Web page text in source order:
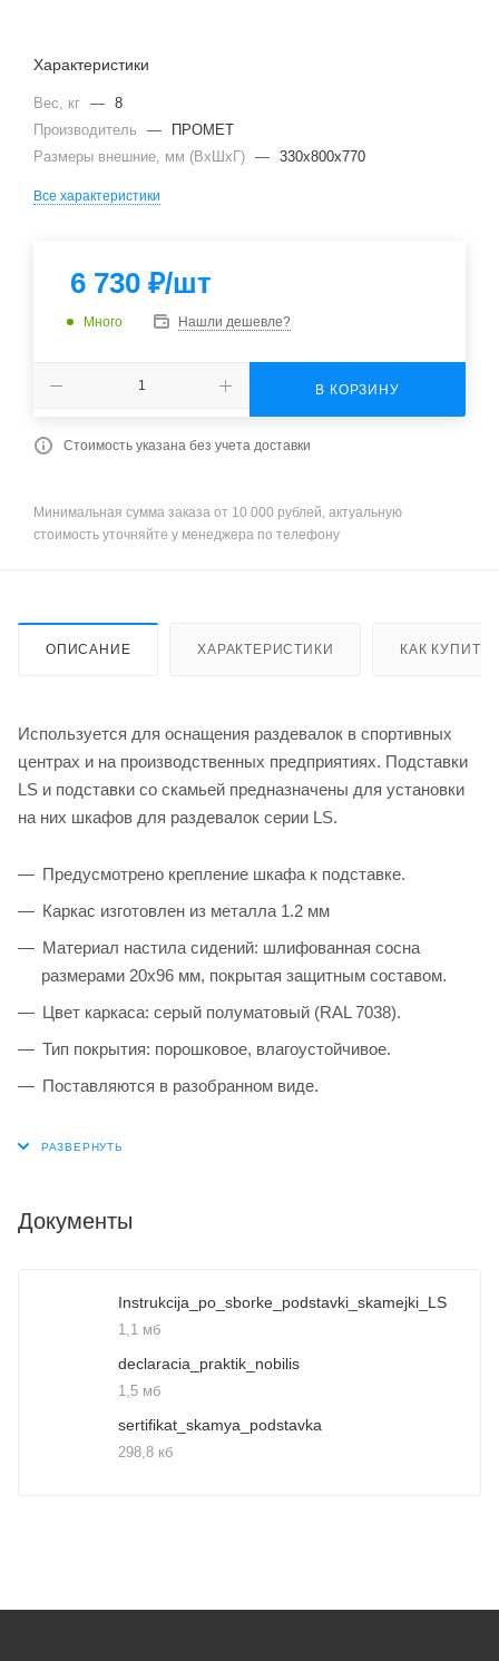
Характеристики
Вес, кг — 8
Производитель
—
ПРОМЕТ
Размеры внешние, мм (ВхШхГ) — 330x800x770
Все характеристики
6 730 ₽/шт
Много Нашли дешевле?
В КОРЗИНУ
Стоимость указана без учета доставки
Минимальная сумма заказа от 10 000 рублей, актуальную
стоимость уточняйте у менеджера по телефону
ОПИСАНИЕ ХАРАКТЕРИСТИКИ КАК КУПИТЬ
Используется для оснащения раздевалок в спортивных
центрах и на производственных предприятиях. Подставки
LS и подставки со скамьей предназначены для установки
на них шкафов для раздевалок серии LS.
Предусмотрено крепление шкафа к подставке.
Каркас изготовлен из металла 1.2 мм
Материал настила сидений: шлифованная сосна
размерами 20х96 мм, покрытая защитным составом.
Цвет каркаса: серый полуматовый (RAL 7038).
Тип покрытия: порошковое, влагоустойчивое.
Поставляются в разобранном виде.
Документы
Instrukcija_po_sborke_podstavki_skamejki_LS
1,1 мб
declaracia_praktik_nobilis
1,5 мб
sertifikat_skamya_podstavka
298,8 кб